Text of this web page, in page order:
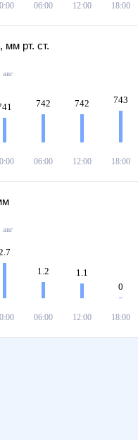
06:00 12:00 18:00
рт. ст.
авг
742
06:00
742
12:00
743
18:00
авг
1.2
06:00
1.1
12:00
0
18:00